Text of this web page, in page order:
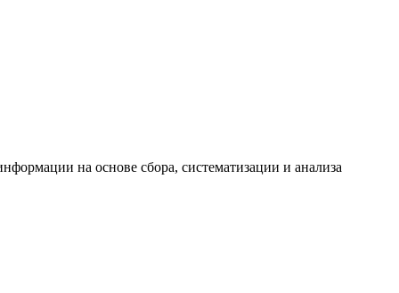
на основе сбора, систематизации и анализа